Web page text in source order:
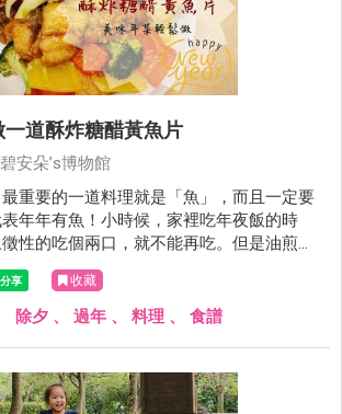
道酥炸糖醋黃魚片
安朵’s博物館
重要的一道料理就是「魚」，而且一定要
年年有魚！小時候，家裡吃年夜飯的時
性的吃個兩口，就不能再吃。但是油煎的
是隔夜，就會有很重的腥味，變得非常不美
後，就一直思考著，是否能將魚料理變得更
順應習俗。後來發現，只要請魚店老闆幫
喜歡，而且顏色又喜氣，非常適合過年喔！
收藏
除夕 、 過年 、 料理 、 食譜